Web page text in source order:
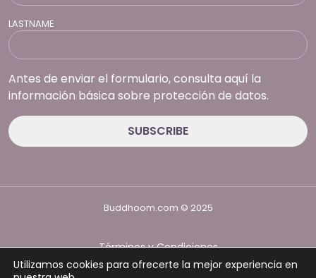
LASTNAME
Antes de enviar el formulario, consulta aquí la
información básica sobre protección de datos.
Buddhoom.com © 2025
Términos y Condiciones
Política de Privacidad
Utilizamos cookies para ofrecerte la mejor experiencia en